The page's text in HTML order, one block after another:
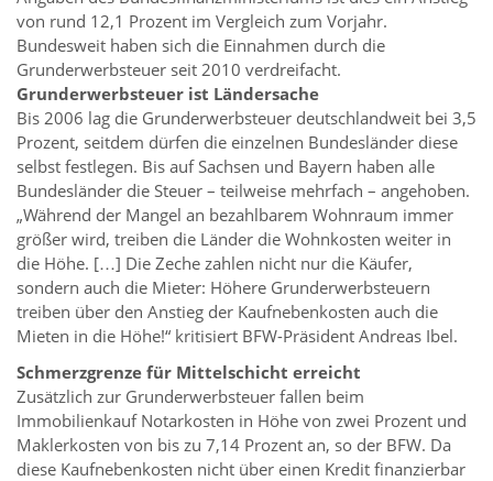
von rund 12,1 Prozent im Vergleich zum Vorjahr.
Bundesweit haben sich die Einnahmen durch die
Grunderwerbsteuer seit 2010 verdreifacht.
Grunderwerbsteuer ist Ländersache
Bis 2006 lag die Grunderwerbsteuer deutschlandweit bei 3,5
Prozent, seitdem dürfen die einzelnen Bundesländer diese
selbst festlegen. Bis auf Sachsen und Bayern haben alle
Bundesländer die Steuer – teilweise mehrfach – angehoben.
„Während der Mangel an bezahlbarem Wohnraum immer
größer wird, treiben die Länder die Wohnkosten weiter in
die Höhe. […] Die Zeche zahlen nicht nur die Käufer,
sondern auch die Mieter: Höhere Grunderwerbsteuern
treiben über den Anstieg der Kaufnebenkosten auch die
Mieten in die Höhe!“ kritisiert BFW-Präsident Andreas Ibel.
Schmerzgrenze für Mittelschicht erreicht
Zusätzlich zur Grunderwerbsteuer fallen beim
Immobilienkauf Notarkosten in Höhe von zwei Prozent und
Maklerkosten von bis zu 7,14 Prozent an, so der BFW. Da
diese Kaufnebenkosten nicht über einen Kredit finanzierbar